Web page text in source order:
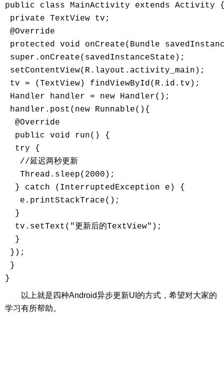
public class MainActivity extends Activity
private TextView tv;
@Override
protected void onCreate(Bundle
super.onCreate(savedInstanceState);
setContentView(R.layout.activity_main);
tv = (TextView) findViewById(R.id.tv);
Handler handler = new Handler();
handler.post(new Runnable(){
  @Override
  public void run() {
  try {
   //延迟两秒更新
   Thread.sleep(2000);
  } catch (InterruptedException e) {
   e.printStackTrace();
  }
  tv.setText("更新后的TextView");
  }
});
}
}
以上就是四种Android异步更新UI的方式，希望对大家的
学习有所帮助。